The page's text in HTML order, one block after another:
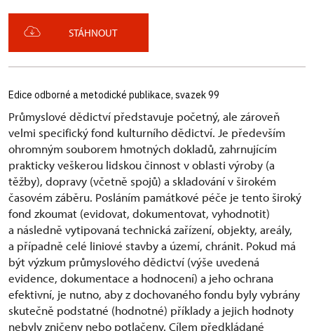
STÁHNOUT
Edice odborné a metodické publikace, svazek 99
Průmyslové dědictví představuje početný, ale zároveň
velmi specifický fond kulturního dědictví. Je především
ohromným souborem hmotných dokladů, zahrnujícím
prakticky veškerou lidskou činnost v oblasti výroby (a
těžby), dopravy (včetně spojů) a skladování v širokém
časovém záběru. Posláním památkové péče je tento široký
fond zkoumat (evidovat, dokumentovat, vyhodnotit)
a následně vytipovaná technická zařízení, objekty, areály,
a případně celé liniové stavby a území, chránit. Pokud má
být výzkum průmyslového dědictví (výše uvedená
evidence, dokumentace a hodnocení) a jeho ochrana
efektivní, je nutno, aby z dochovaného fondu byly vybrány
skutečně podstatné (hodnotné) příklady a jejich hodnoty
nebyly zničeny nebo potlačeny. Cílem předkládané